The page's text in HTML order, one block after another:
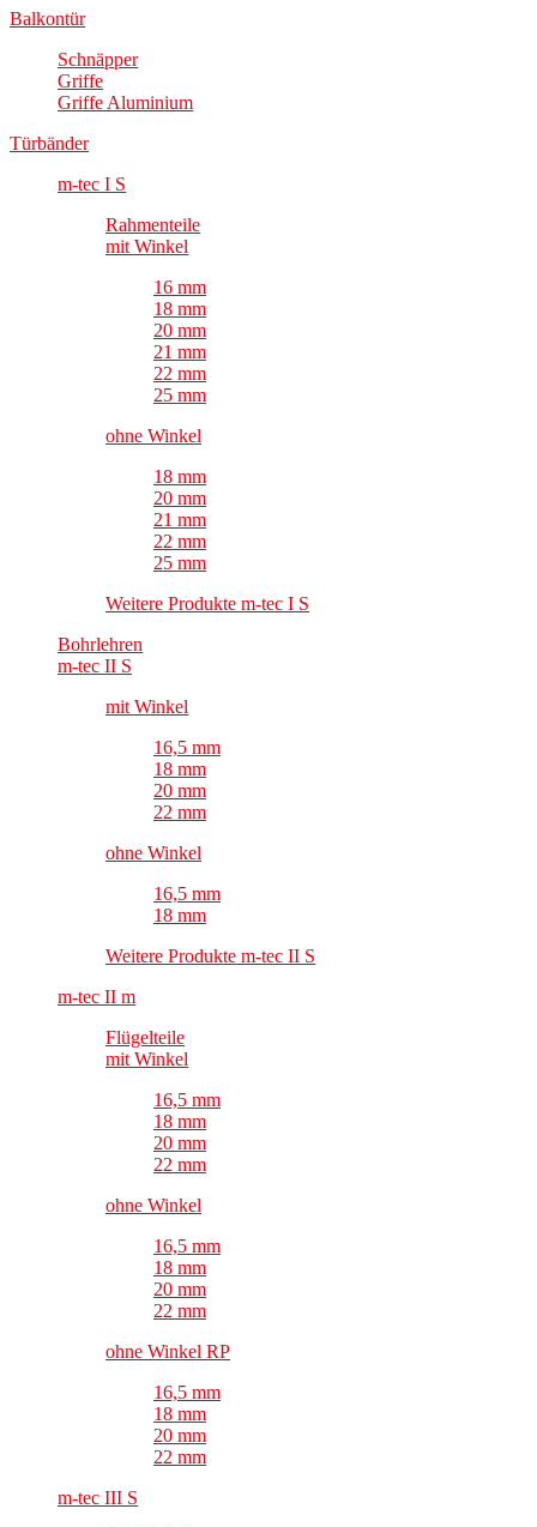
Balkontür
Schnäpper
Griffe
Griffe Aluminium
Türbänder
m-tec I S
Rahmenteile
mit Winkel
16 mm
18 mm
20 mm
21 mm
22 mm
25 mm
ohne Winkel
18 mm
20 mm
21 mm
22 mm
25 mm
Weitere Produkte m-tec I S
Bohrlehren
m-tec II S
mit Winkel
16,5 mm
18 mm
20 mm
22 mm
ohne Winkel
16,5 mm
18 mm
Weitere Produkte m-tec II S
m-tec II m
Flügelteile
mit Winkel
16,5 mm
18 mm
20 mm
22 mm
ohne Winkel
16,5 mm
18 mm
20 mm
22 mm
ohne Winkel RP
16,5 mm
18 mm
20 mm
22 mm
m-tec III S